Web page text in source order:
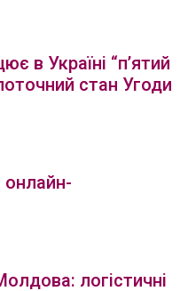
в Україні “п’ятий
стан Угоди
онлайн-
логістичні